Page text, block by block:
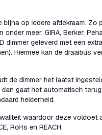
bijna op iedere afdekraam. Zo
meer: GIRA, Berker,
dimmer geleverd met een extra
Hiermee kan de draaibus
de dimmer het laatst
gaat het automatisch
helderheid.
waardoor deze voldoet
RoHs en REACH.